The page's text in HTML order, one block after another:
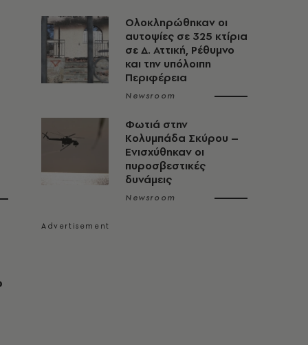
Ολοκληρώθηκαν οι
αυτοψίες σε 325 κτίρια
σε Δ. Αττική, Ρέθυμνο
και την υπόλοιπη
Περιφέρεια
Newsroom
Φωτιά στην
Κολυμπάδα Σκύρου –
Ενισχύθηκαν οι
πυροσβεστικές
δυνάμεις
Newsroom